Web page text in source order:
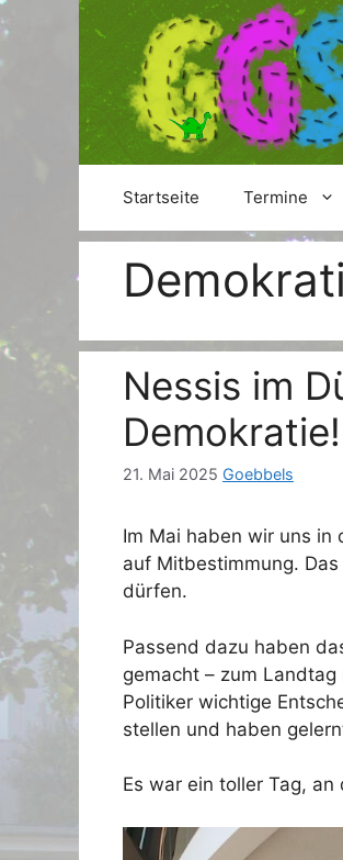
Zum
Inhalt
springen
Startseite Termine
Nessis im
Demokratie!
21. Mai 2025 Goebbels
Im Mai haben wir uns
auf Mitbestimmung.
dürfen.
Passend dazu haben
gemacht – zum
Politiker wichtige
stellen und haben
Es war ein toller Tag,